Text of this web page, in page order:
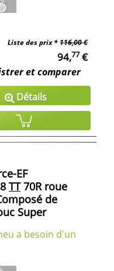
Liste des prix *116,00 €
94,77€
et comparer
Détails
EF
TT70R roue
de
Super
a besoin d'un